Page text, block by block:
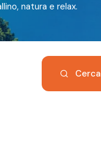
natura e relax.
Cerca